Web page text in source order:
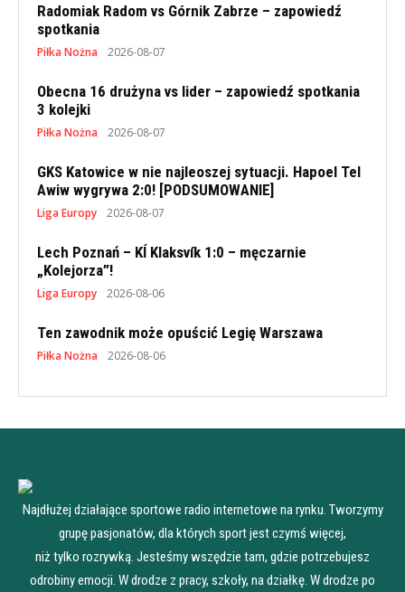
Radomiak Radom vs Górnik Zabrze – zapowiedź
spotkania
Piłka Nożna 2026-08-07
Obecna 16 drużyna vs lider – zapowiedź spotkania
3 kolejki
Piłka Nożna 2026-08-07
GKS Katowice w nie najleoszej sytuacji. Hapoel Tel
Awiw wygrywa 2:0! [PODSUMOWANIE]
Liga Europy 2026-08-07
Lech Poznań – KÍ Klaksvík 1:0 – męczarnie
„Kolejorza”!
Liga Europy 2026-08-06
Ten zawodnik może opuścić Legię Warszawa
Piłka Nożna 2026-08-06
Najdłużej działające sportowe radio internetowe na rynku. Tworzymy
grupę pasjonatów, dla których sport jest czymś więcej,
niż tylko rozrywką. Jesteśmy wszędzie tam, gdzie potrzebujesz
odrobiny emocji. W drodze z pracy, szkoły, na działkę. W drodze po